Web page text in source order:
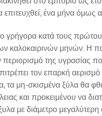
επιτευχθεί, ένα μήνα όμως
γρήγορα κατά τους
καλοκαιρινών μηνών. Η
της υγρασίας
τον επαρκή αερισμό
τα μη-σκισμένα ξύλα θα
και προκειμένου να
με διάμετρο